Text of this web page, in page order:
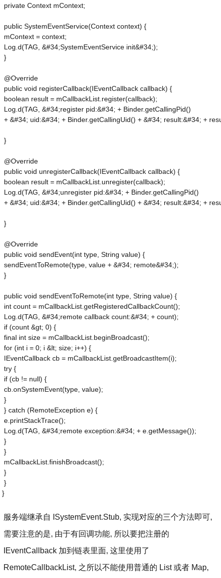
private Context mContext;
public SystemEventService(Context context) {
mContext = context;
Log.d(TAG, &#34;SystemEventService init&#34;);
}
@Override
public void registerCallback(IEventCallback callback) {
boolean result = mCallbackList.register(callback);
Log.d(TAG, &#34;register pid:&#34; + Binder.getCallingPid()
+ &#34; uid:&#34; + Binder.getCallingUid() + &#34; result:&#34; +
}
@Override
public void unregisterCallback(IEventCallback callback) {
boolean result = mCallbackList.unregister(callback);
Log.d(TAG, &#34;unregister pid:&#34; + Binder.getCallingPid()
+ &#34; uid:&#34; + Binder.getCallingUid() + &#34; result:&#34; +
}
@Override
public void sendEvent(int type, String value) {
sendEventToRemote(type, value + &#34; remote&#34;);
}
public void sendEventToRemote(int type, String value) {
int count = mCallbackList.getRegisteredCallbackCount();
Log.d(TAG, &#34;remote callback count:&#34; + count);
if (count &gt; 0) {
final int size = mCallbackList.beginBroadcast();
for (int i = 0; i &lt; size; i++) {
IEventCallback cb = mCallbackList.getBroadcastItem(i);
try {
if (cb != null) {
cb.onSystemEvent(type, value);
}
} catch (RemoteException e) {
e.printStackTrace();
Log.d(TAG, &#34;remote exception:&#34; + e.getMessage());
}
}
mCallbackList.finishBroadcast();
}
}
}
服务端继承自 ISystemEvent.Stub, 实现对应的三个方法即可,
需要注意的是, 由于有回调功能, 所以要把注册的
IEventCallback 加到链表里面, 这里使用了
RemoteCallbackList, 之所以不能使用普通的 List 或者 Map,